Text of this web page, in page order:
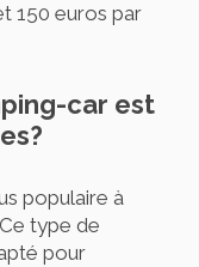
150 euros par
car est
populaire à
type de
pour